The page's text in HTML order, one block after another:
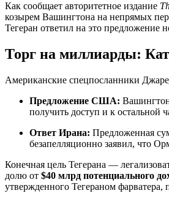
Как сообщает авторитетное издание
козырем Вашингтона на непрямых
Тегеран ответил на это предложение
Торг на миллиарды:
Американские спецпосланники
Предложение США:
получить доступ и к остальной
Ответ Ирана: Предложенная
безапелляционно заявил, что
Конечная цель Тегерана —
долю от $40 млрд потенциального
утвержденного Тегераном